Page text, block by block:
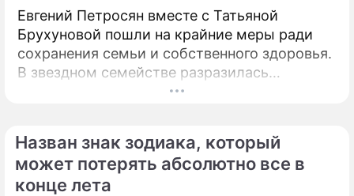
Евгений Петросян вместе с Татьяной
Брухуновой пошли на крайние меры ради
сохранения семьи и собственного здоровья.
В звездном семействе разразилась
настоящая тихая драма, которая вынудила
Назван знак зодиака, который
может потерять абсолютно все в
конце лета